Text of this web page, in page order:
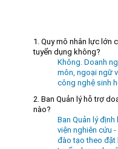
Lịch sử hình thành và
Tầm nhìn - Sứ mệnh
Cơ cấu tổ chức
Chức năng, nhiệm vụ
Tin tức - sự kiện
Ban Quản lý Khu
Doanh nghiệp
Hợp tác quốc tế
Quy hoạch khu chức
Vị trí
Cơ sở hạ tầng
Nhà đầu tư
Hướng dẫn đầu tư
1. Quy mô nhân lực lớn
tuyển dụng không?
Không. Doanh
môn, ngoại ngữ
công nghệ sinh
2. Ban Quản lý hỗ trợ
nào?
Ban Quản lý
viện nghiên cứu
đào tạo theo đặt